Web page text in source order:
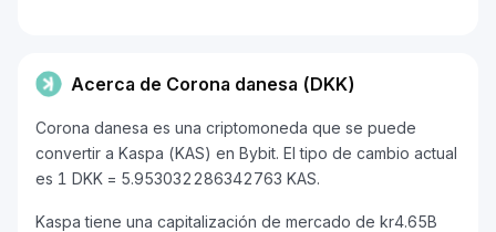
Acerca de Corona danesa (DKK)
Corona danesa es una criptomoneda que se puede
convertir a Kaspa (KAS) en Bybit. El tipo de cambio actual
es 1 DKK = 5.953032286342763 KAS.
Kaspa tiene una capitalización de mercado de kr4.65B